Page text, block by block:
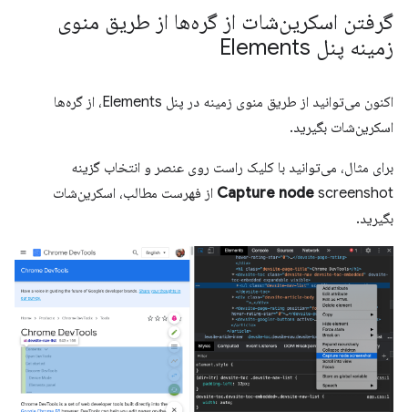
گرفتن اسکرین‌شات از گره‌ها از طریق منوی
زمینه پنل Elements
اکنون می‌توانید از طریق منوی زمینه در پنل Elements، از گره‌ها
اسکرین‌شات بگیرید.
برای مثال، می‌توانید با کلیک راست روی عنصر و انتخاب گزینه
Capture node screenshot از فهرست مطالب، اسکرین‌شات
بگیرید.